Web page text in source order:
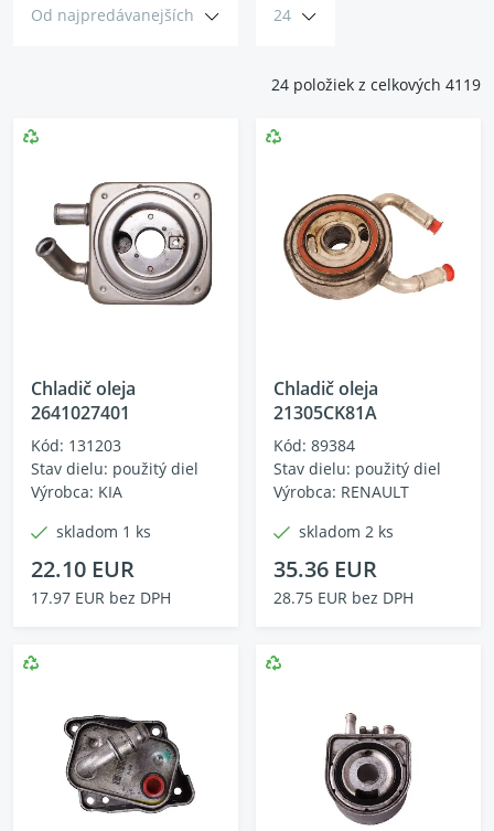
Od najpredávanejších 24
24 položiek z celkových 4119
Chladič oleja
2641027401
Kód: 131203
Stav dielu: použitý diel
Výrobca: KIA
skladom 1 ks
22.10 EUR
17.97 EUR bez DPH
Chladič oleja
21305CK81A
Kód: 89384
Stav dielu: použitý diel
Výrobca: RENAULT
skladom 2 ks
35.36 EUR
28.75 EUR bez DPH